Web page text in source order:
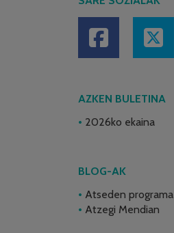
AZKEN BULETINA
2026ko ekaina
BLOG-AK
Atseden programa
Atzegi Mendian